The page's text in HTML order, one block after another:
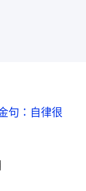
句：自律很